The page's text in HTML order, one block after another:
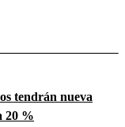
tendrán nueva
20 %